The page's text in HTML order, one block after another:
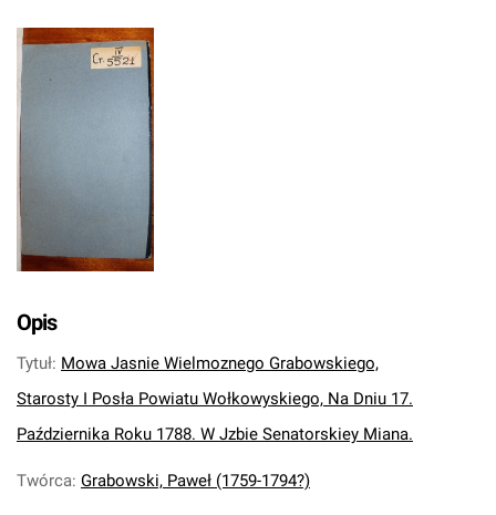
Opis
Tytuł: Mowa Jasnie Wielmoznego Grabowskiego,
Starosty I Posła Powiatu Wołkowyskiego, Na Dniu 17.
Października Roku 1788. W Jzbie Senatorskiey Miana.
Twórca: Grabowski, Paweł (1759-1794?)